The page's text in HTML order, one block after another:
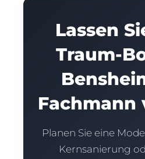
Lassen
Traum-
Fachmann
Planen Sie eine
Kernsanierung